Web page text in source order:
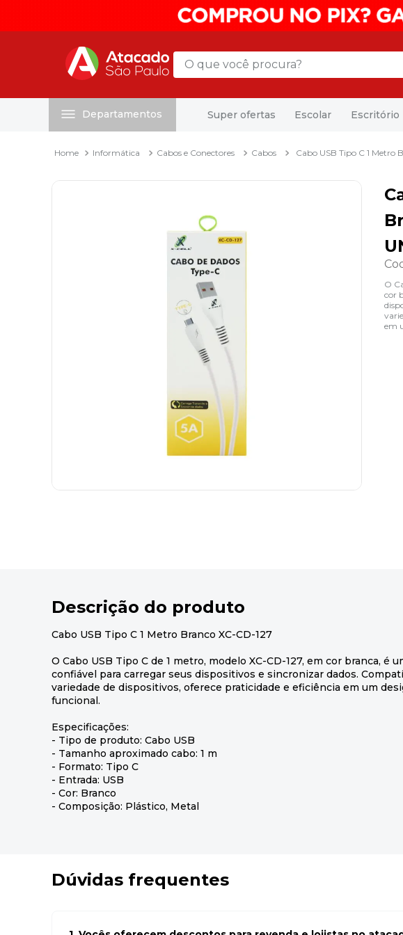
O que você procura?
Departamentos Super ofertas Escolar Escritório
Informática Cabos e Conectores Cabos Cabo USB Tipo C 1 Metro
O
cor
em
Descrição do produto
Cabo USB Tipo C 1 Metro Branco XC-CD-127
O Cabo USB Tipo C de 1 metro, modelo XC-CD-127, em cor branca, é
confiável para carregar seus dispositivos e sincronizar dados.
variedade de dispositivos, oferece praticidade e eficiência em um
funcional.
Especificações:
- Tipo de produto: Cabo USB
- Tamanho aproximado cabo: 1 m
- Formato: Tipo C
- Entrada: USB
- Cor: Branco
- Composição: Plástico, Metal
Dúvidas frequentes
mala